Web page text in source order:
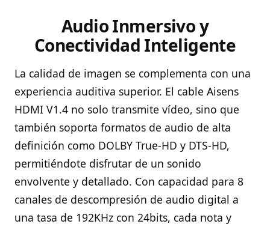
Audio Inmersivo y
Conectividad Inteligente
La calidad de imagen se complementa con una
experiencia auditiva superior. El cable Aisens
HDMI V1.4 no solo transmite vídeo, sino que
también soporta formatos de audio de alta
definición como DOLBY True-HD y DTS-HD,
permitiéndote disfrutar de un sonido
envolvente y detallado. Con capacidad para 8
canales de descompresión de audio digital a
una tasa de 192KHz con 24bits, cada nota y